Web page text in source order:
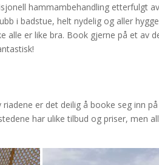
hammambehandling etterfulgt
i badstue, helt nydelig og aller
alle er like bra. Book gjerne på et av
er det deilig å booke seg inn på
har ulike tilbud og priser, men